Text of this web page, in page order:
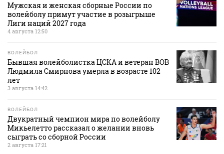
Мужская и женская сборные России по
волейболу примут участие в розыгрыше
Лиги наций 2027 года
4 августа 12:50
ВОЛЕЙБОЛ
Бывшая волейболистка ЦСКА и ветеран ВОВ
Людмила Смирнова умерла в возрасте 102
лет
3 августа 14:42
ВОЛЕЙБОЛ
Двукратный чемпион мира по волейболу
Микьелетто рассказал о желании вновь
сыграть со сборной России
2 августа 17:21